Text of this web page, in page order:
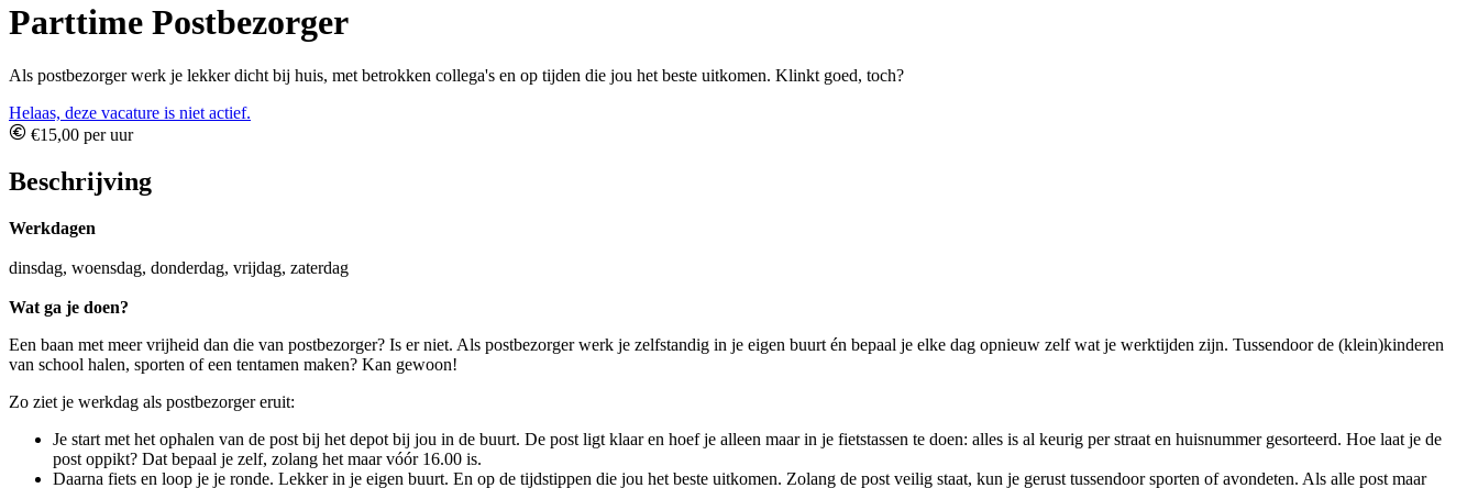
Parttime Postbezorger
Als postbezorger werk je lekker dicht bij huis, met betrokken collega's en op tijden die jou het beste uitkomen. Klinkt goed, toch?
Helaas, deze vacature is niet actief.
€15,00 per uur
Beschrijving
Werkdagen
dinsdag, woensdag, donderdag, vrijdag, zaterdag
Wat ga je doen?
Een baan met meer vrijheid dan die van postbezorger? Is er niet. Als postbezorger werk je zelfstandig in je eigen buurt én bepaal je elke dag opnieuw zelf wat je werktijden zijn. Tussendoor de (klein)kinderen
van school halen, sporten of een tentamen maken? Kan gewoon!
Zo ziet je werkdag als postbezorger eruit:
Je start met het ophalen van de post bij het depot bij jou in de buurt. De post ligt klaar en hoef je alleen maar in je fietstassen te doen: alles is al keurig per straat en huisnummer gesorteerd. Hoe laat je de
post oppikt? Dat bepaal je zelf, zolang het maar vóór 16.00 is.
Daarna fiets en loop je je ronde. Lekker in je eigen buurt. En op de tijdstippen die jou het beste uitkomen. Zolang de post veilig staat, kun je gerust tussendoor sporten of avondeten. Als alle post maar